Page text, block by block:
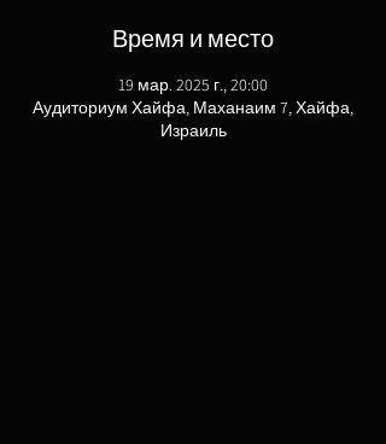
Время и место
19 мар. 2025 г., 20:00
Аудиториум Хайфа, Маханаим 7, Хайфа,
Израиль